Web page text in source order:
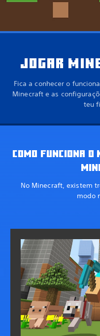
JOGAR
Fica a conhecer o
Minecraft e as
teu
COMO FUNCIONA O
No Minecraft, existem
modo